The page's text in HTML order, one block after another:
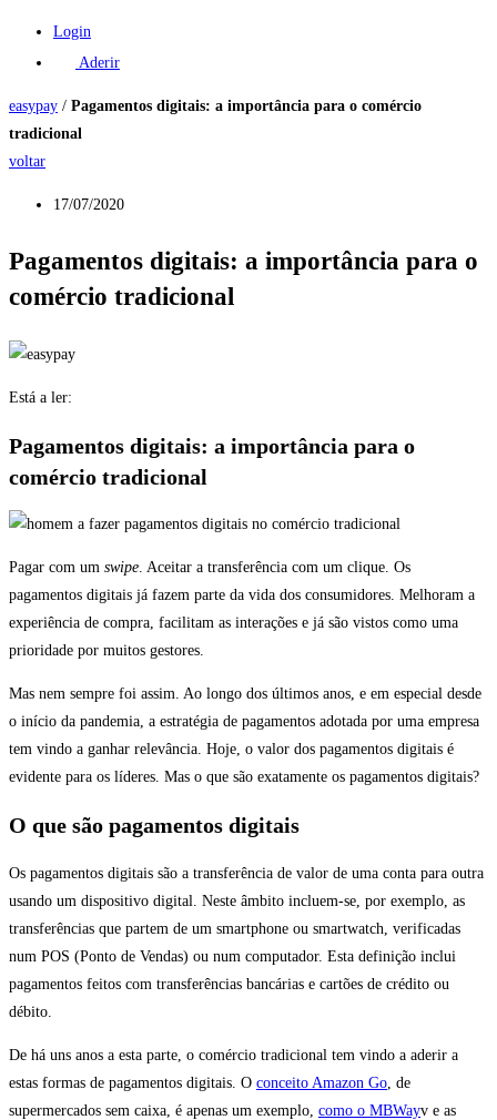
Login
Aderir
easypay / Pagamentos digitais: a importância para o comércio
tradicional
voltar
17/07/2020
Pagamentos digitais: a importância para o
comércio tradicional
Está a ler:
Pagamentos digitais: a importância para o
comércio tradicional
Pagar com um swipe. Aceitar a transferência com um clique. Os
pagamentos digitais já fazem parte da vida dos consumidores. Melhoram a
experiência de compra, facilitam as interações e já são vistos como uma
prioridade por muitos gestores.
Mas nem sempre foi assim. Ao longo dos últimos anos, e em especial desde
o início da pandemia, a estratégia de pagamentos adotada por uma empresa
tem vindo a ganhar relevância. Hoje, o valor dos pagamentos digitais é
evidente para os líderes. Mas o que são exatamente os pagamentos digitais?
O que são pagamentos digitais
Os pagamentos digitais são a transferência de valor de uma conta para outra
usando um dispositivo digital. Neste âmbito incluem-se, por exemplo, as
transferências que partem de um smartphone ou smartwatch, verificadas
num POS (Ponto de Vendas) ou num computador. Esta definição inclui
pagamentos feitos com transferências bancárias e cartões de crédito ou
débito.
De há uns anos a esta parte, o comércio tradicional tem vindo a aderir a
estas formas de pagamentos digitais. O conceito Amazon Go , de
supermercados sem caixa, é apenas um exemplo, como o MBWayv e as